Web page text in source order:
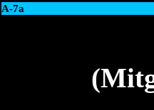
A-7a